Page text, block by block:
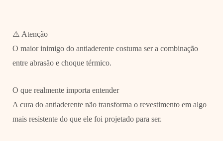
⚠️ Atenção
O maior inimigo do antiaderente costuma ser a combinação
entre abrasão e choque térmico.
O que realmente importa entender
A cura do antiaderente não transforma o revestimento em algo
mais resistente do que ele foi projetado para ser.